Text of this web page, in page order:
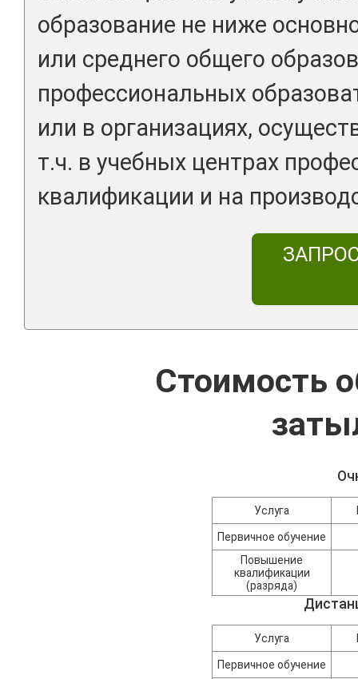
образование не ниже
или среднего общего
профессиональных
или в организациях,
т.ч. в учебных центрах
квалификации и на
Стоимость
Услуга
Первичное обучение
Повышение
квалификации
(разряда)
Услуга
Первичное обучение